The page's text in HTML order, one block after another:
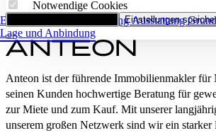
Eckdaten FlächenaufstellungAusstattung
Lage und Anbindung
Notwendige Cookies
Einstellungen
Anteon ist der führende Immobilienmakler für
seinen Kunden hochwertige Beratung für
zur Miete und zum Kauf. Mit unserer
unserem großen Netzwerk sind wir ein starker